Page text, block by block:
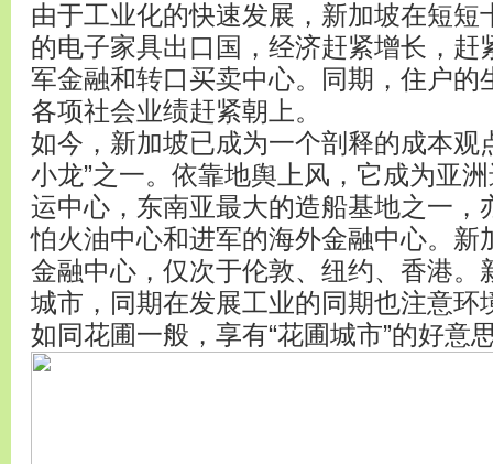
由于工业化的快速发展，新加坡在短短
的电子家具出口国，经济赶紧增长，赶
军金融和转口买卖中心。同期，住户的
各项社会业绩赶紧朝上。
如今，新加坡已成为一个剖释的成本观
小龙”之一。依靠地舆上风，它成为亚
运中心，东南亚最大的造船基地之一，
怕火油中心和进军的海外金融中心。新
金融中心，仅次于伦敦、纽约、香港。
城市，同期在发展工业的同期也注意环
如同花圃一般，享有“花圃城市”的好意